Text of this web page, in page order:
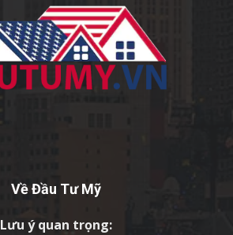
Về Đầu Tư Mỹ
Lưu ý quan trọng: